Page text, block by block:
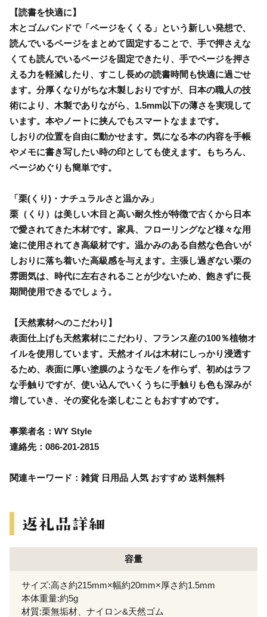
【読書を快適に】
木とゴムバンドで「ページをくくる」という新しい発想で、
読んでいるページをまとめて固定することで、手で押さえな
くても読んでいるページを固定できたり、手でページを押さ
える力を軽減したり、すこし長めの読書時間も快適に過ごせ
ます。分厚くなりがちな木製しおりですが、日本の職人の技
術により、木製でありながら、1.5mm以下の薄さを実現して
います。本やノートに挟んでもスマートなままです。
しおりの位置を自由に動かせます。気になる本の内容を手帳
やメモに書き写したい時の印としても使えます。もちろん、
ページめぐりも簡単です。
「栗(くり)・ナチュラルさと温かみ」
栗（くり）は美しい木目と高い耐久性が特徴で古くから日本
で愛されてきた木材です。家具、フローリングなど様々な用
途に使用されてき高級材です。温かみのある自然な色合いが
しおりに落ち着いた高級感を与えます。主張し過ぎない栗の
雰囲気は、時代に左右されることが少ないため、飽きずに長
期間使用できるでしょう。
【天然素材へのこだわり】
表面仕上げも天然素材にこだわり、フランス産の100％植物オ
イルを使用しています。天然オイルは木材にしっかり浸透す
るため、表面に厚い塗膜のようなモノを作らず、初めはラフ
な手触りですが、使い込んでいくうちに手触りも色も深みが
増していき、その変化を楽しむこともおすすめです。
事業者名：WY Style
連絡先：086-201-2815
関連キーワード：雑貨 日用品 人気 おすすめ 送料無料
容量
サイズ:高さ約215mm×幅約20mm×厚さ約1.5mm
本体重量:約5g
材質:栗無垢材、ナイロン&天然ゴム